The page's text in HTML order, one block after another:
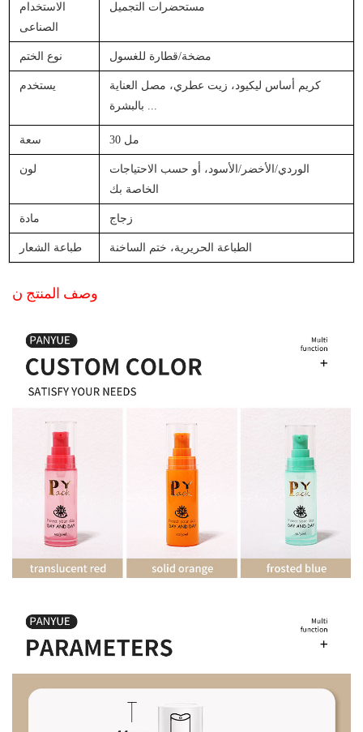
الاستخدام
الصناعى
مستحضرات التجميل
نوع الختم مضخة/قطارة للغسول
يستخدم
كريم أساس ليكيود، زيت عطري، مصل العناية
...
سعة 30 مل
لون
الوردي/الأخضر/الأسود، أو حسب الاحتياجات
الخاصة بك
مادة زجاج
طباعة الشعار الطباعة الحريرية، ختم الساخنة
وصف المنتج ن